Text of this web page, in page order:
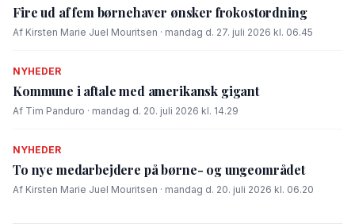
Fire ud af fem børnehaver ønsker frokostordning
Af Kirsten Marie Juel Mouritsen · mandag d. 27. juli 2026 kl. 06.45
NYHEDER
Kommune i aftale med amerikansk gigant
Af Tim Panduro · mandag d. 20. juli 2026 kl. 14.29
NYHEDER
To nye medarbejdere på børne- og ungeområdet
Af Kirsten Marie Juel Mouritsen · mandag d. 20. juli 2026 kl. 06.20